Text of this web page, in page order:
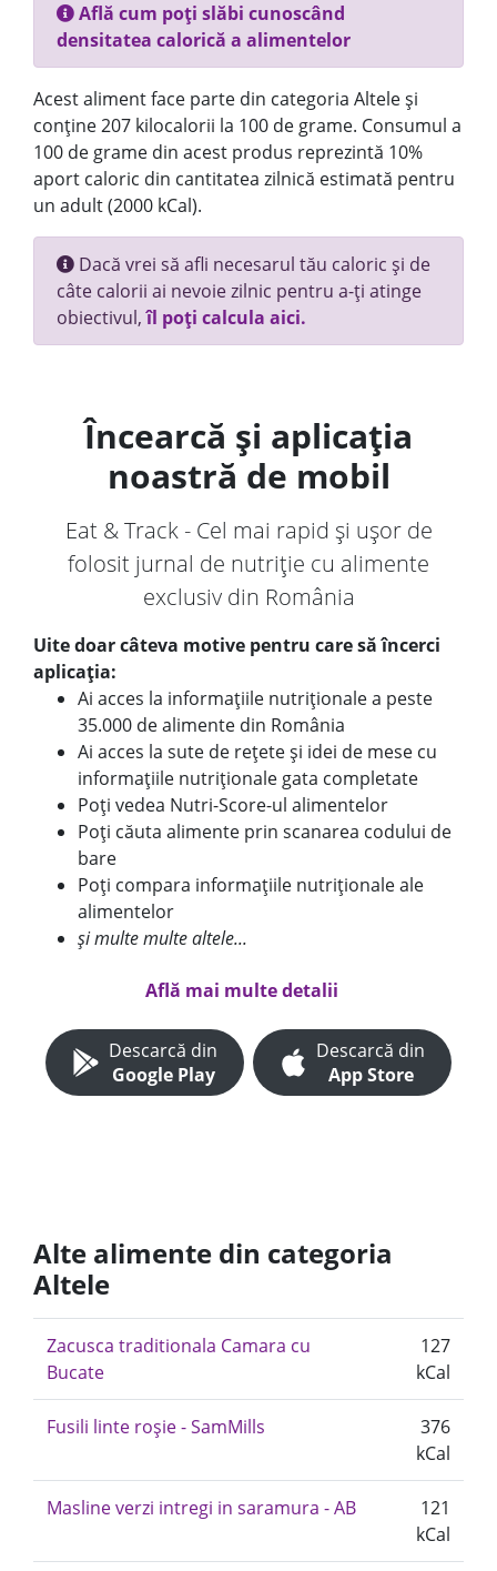
Află cum poți slăbi cunoscând
densitatea calorică a alimentelor
Acest aliment face parte din categoria Altele și
conține 207 kilocalorii la 100 de grame. Consumul a
100 de grame din acest produs reprezintă 10%
aport caloric din cantitatea zilnică estimată pentru
un adult (2000 kCal).
Dacă vrei să afli necesarul tău caloric și de
câte calorii ai nevoie zilnic pentru a-ți atinge
obiectivul,îl poți calcula aici.
Încearcă și aplicația
noastră de mobil
Eat & Track - Cel mai rapid și ușor de
folosit jurnal de nutriție cu alimente
exclusiv din România
Uite doar câteva motive pentru care să încerci
aplicația:
Ai acces la informațiile nutriționale a peste
35.000 de alimente din România
Ai acces la sute de rețete și idei de mese cu
informațiile nutriționale gata completate
Poți vedea Nutri-Score-ul alimentelor
Poți căuta alimente prin scanarea codului de
bare
Poți compara informațiile nutriționale ale
alimentelor
și multe multe altele...
Află mai multe detalii
Descarcă din
Google Play
Descarcă din
App Store
Alte alimente din categoria
Altele
Zacusca traditionala Camara cu
Bucate
127
kCal
Fusili linte roșie - SamMills
376
kCal
Masline verzi intregi in saramura - AB
121
kCal